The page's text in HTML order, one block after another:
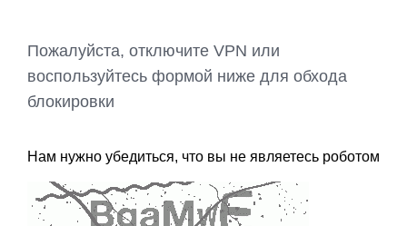
Пожалуйста, отключите VPN или
воспользуйтесь формой ниже для обхода
блокировки
Нам нужно убедиться, что вы не являетесь роботом